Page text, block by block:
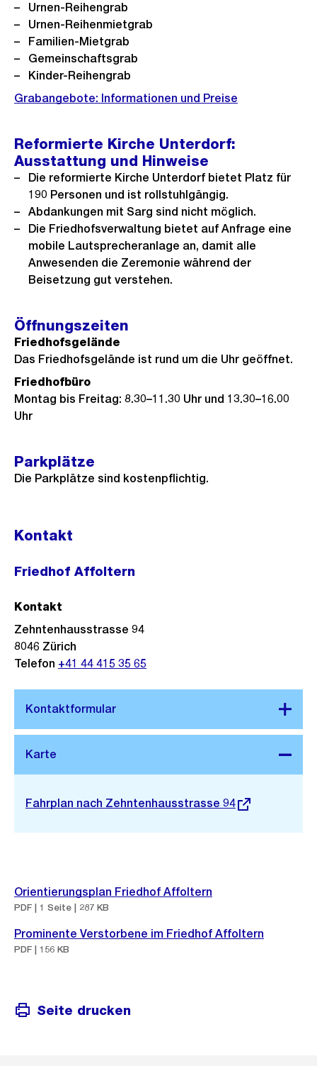
Urnen-Reihengrab
Urnen-Reihenmietgrab
Familien-Mietgrab
Gemeinschaftsgrab
Kinder-Reihengrab
Grabangebote: Informationen und Preise
Reformierte Kirche Unterdorf:
Ausstattung und Hinweise
Die reformierte Kirche Unterdorf bietet Platz für
190 Personen und ist rollstuhlgängig.
Abdankungen mit Sarg sind nicht möglich.
Die Friedhofsverwaltung bietet auf Anfrage eine
mobile Lautsprecheranlage an, damit alle
Anwesenden die Zeremonie während der
Beisetzung gut verstehen.
Öffnungszeiten
Friedhofsgelände
Das Friedhofsgelände ist rund um die Uhr geöffnet.
Friedhofbüro
Montag bis Freitag: 8.30–11.30 Uhr und 13.30–16.00
Uhr
Parkplätze
Die Parkplätze sind kostenpflichtig.
Kontakt
Friedhof Affoltern
Stadtplan 3D
Externer
Fahrplan nach Zehntenhausstrasse 94
Kontakt
Zehntenhausstrasse 94
8046 Zürich
Telefon +41 44 415 35 65
Orientierungsplan Friedhof Affoltern
PDF | 1 Seite | 287 KB
Prominente Verstorbene im Friedhof Affoltern
PDF | 156 KB
Seite drucken